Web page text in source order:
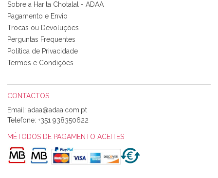
Tudo chegou em condições, pois os produtos vieram muito
bem acondicionados. Estou plenamente satisfeita com os
produtos adquiridos. Relativamente à bolsa, tem um tecido
com um padrão e cores muito bonitas e a execução está
perfeitíssima. Futuramente penso voltar a comprar na vossa
loja, têm excelentes artigos a um preço muito justo. A
Alexandra Morais
Olá boa Noite. Os meus tecidos chegaram hoje. Muito
obrigada pelo miminho que dá um jeitaço pras minhas linhas
de bordar e não sei o que pões nos tecidos, mas que cheiram
maravilhosamente ... cheiram! :) Muito Obrigada.
Sobre a Harita Chotalal - ADAA
Pagamento e Envio
Trocas ou Devoluções
Perguntas Frequentes
Política de Privacidade
Termos e Condições
CONTACTOS
Email:
Telefone: +351 938350622
MÉTODOS DE PAGAMENTO ACEITES